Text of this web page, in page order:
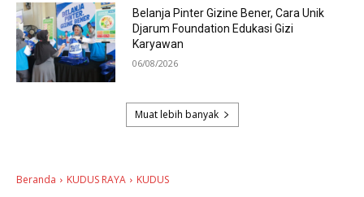
Belanja Pinter Gizine Bener, Cara Unik
Djarum Foundation Edukasi Gizi
Karyawan
06/08/2026
Muat lebih banyak